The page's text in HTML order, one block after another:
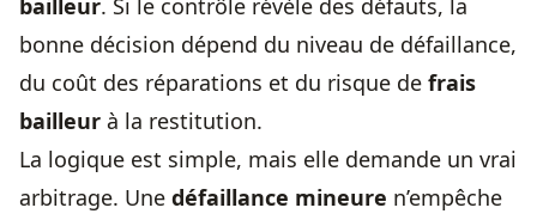
bailleur. Si le contrôle révèle des défauts, la
bonne décision dépend du niveau de défaillance,
du coût des réparations et du risque de frais
bailleur à la restitution.
La logique est simple, mais elle demande un vrai
arbitrage. Une défaillance mineure n’empêche